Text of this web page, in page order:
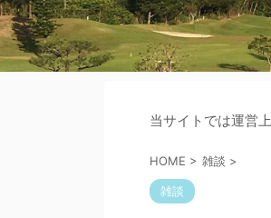
当サイトでは運営
HOME > 雑談 >
雑談